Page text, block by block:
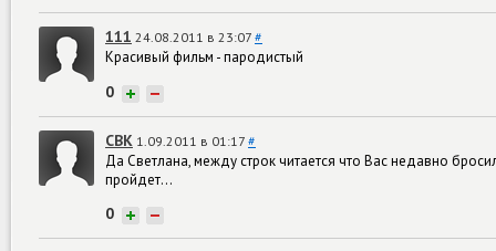
111 24.08.2011 в 23:07 #
Красивый фильм - пародистый
0 + −
СВК 1.09.2011 в 01:17 #
Да Светлана, между строк читается что Вас недавно
пройдет...
0 + −